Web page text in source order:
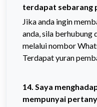
terdapat sebarang
Jika anda ingin
anda, sila berhubung
melalui nombor
Terdapat yuran
14. Saya
mempunyai